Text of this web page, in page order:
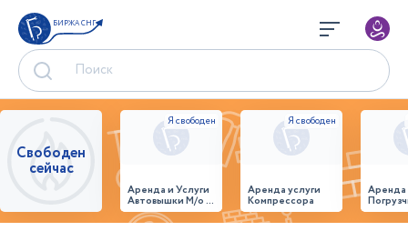
БИРЖА СНГ
Свободен
сейчас
Аренда и Услуги
Автовышки М/о г.
Домодедово
26,28,32 место
Аренда услуги
Компрессора